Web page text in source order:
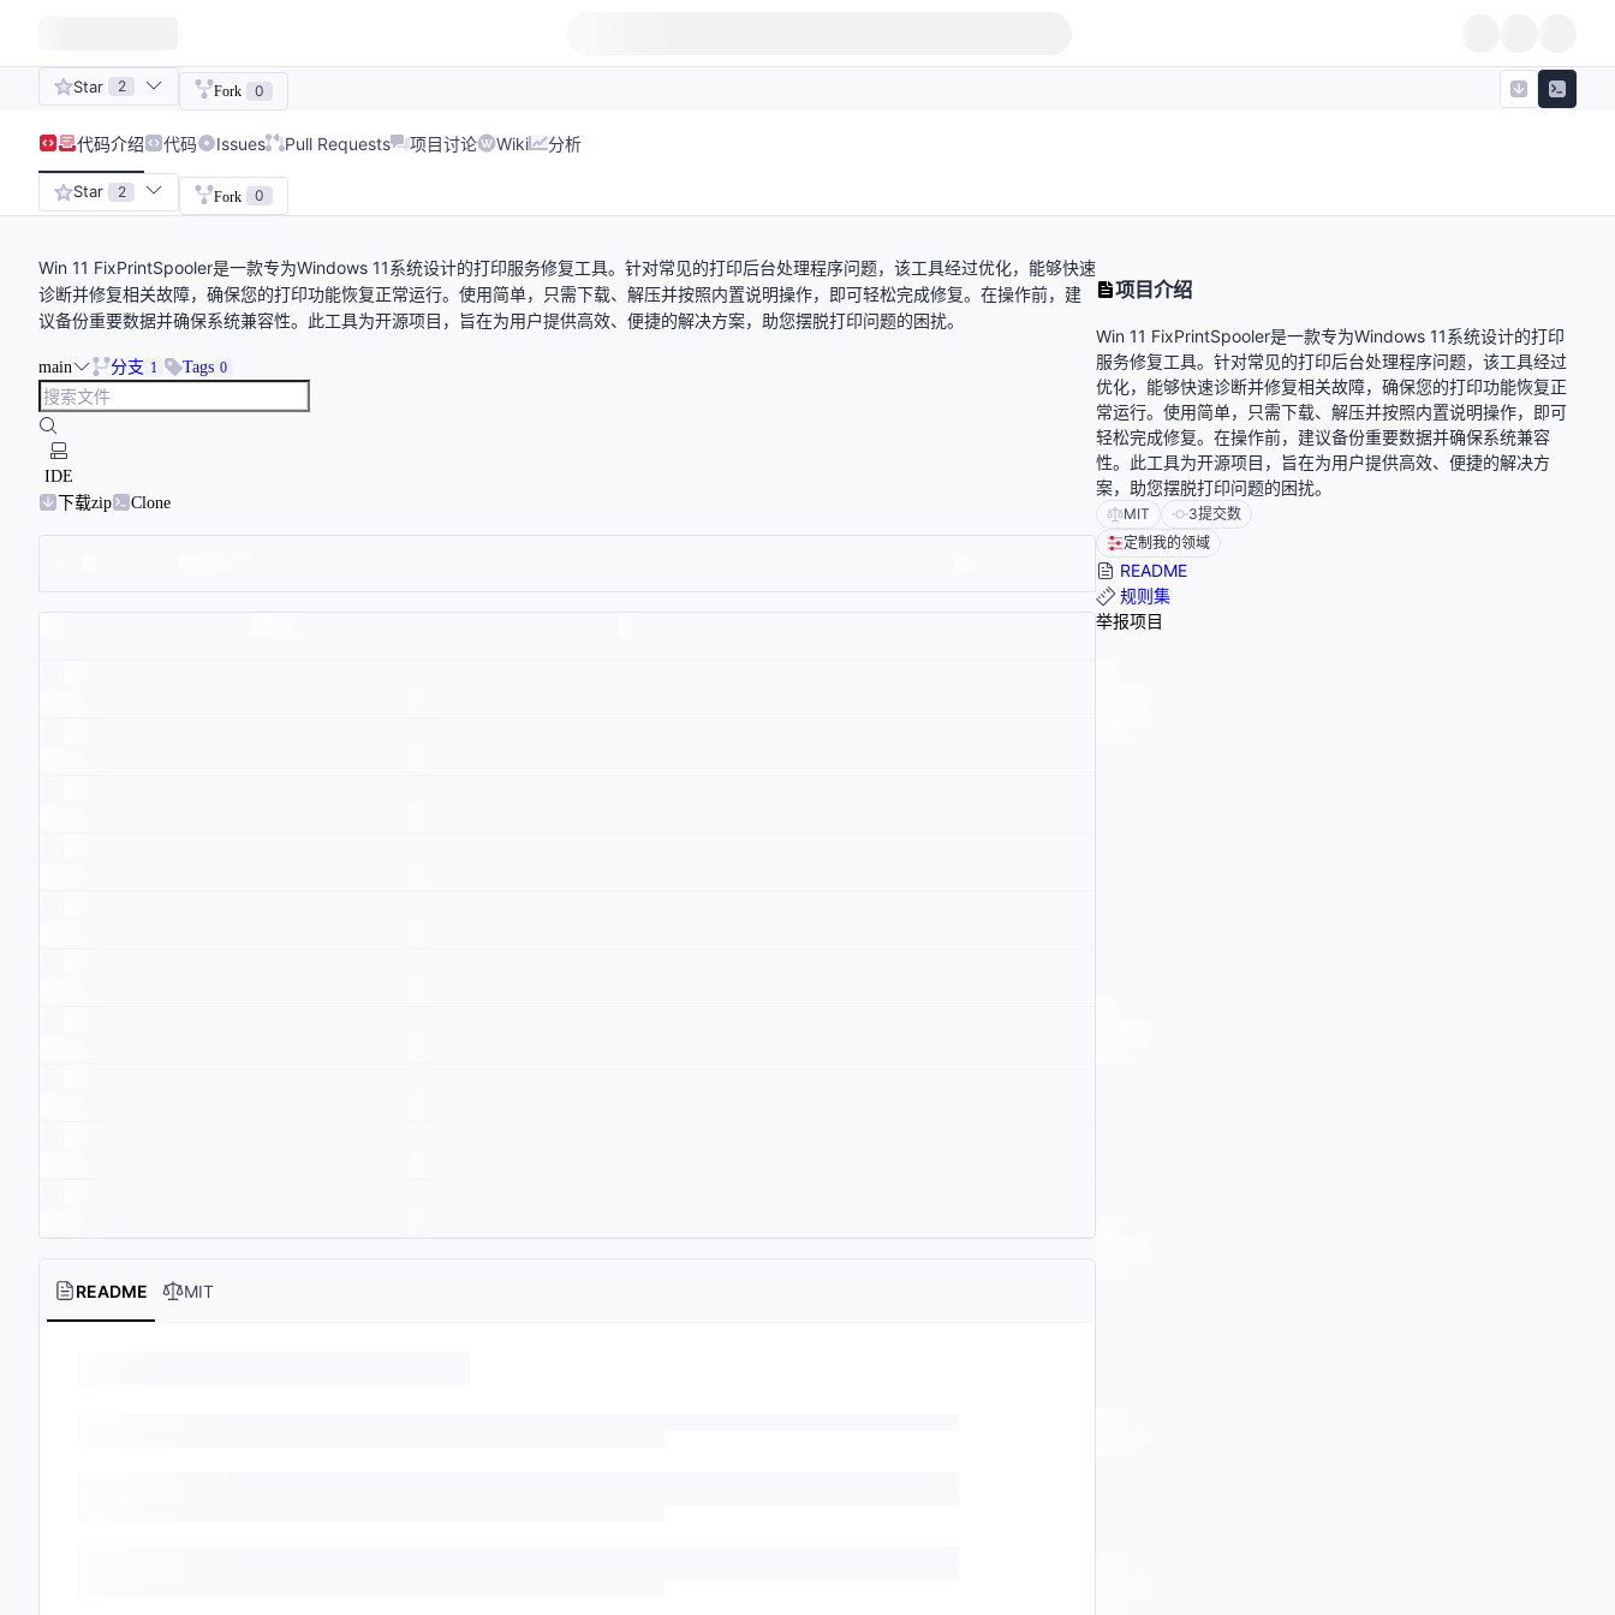
Star 2 Fork 0
代码介绍 代码 Issues Pull Requests 项目讨论 Wiki 分析
Star 2 Fork 0
Win 11 FixPrintSpooler是一款专为Windows 11系统设计的打印服务修复工具。针对常见的打印后台处理程序问题，该工具经过优化，能够快速
诊断并修复相关故障，确保您的打印功能恢复正常运行。使用简单，只需下载、解压并按照内置说明操作，即可轻松完成修复。在操作前，建
议备份重要数据并确保系统兼容性。此工具为开源项目，旨在为用户提供高效、便捷的解决方案，助您摆脱打印问题的困扰。
main 分支 1 Tags 0
IDE
下载zip
Clone
README MIT
项目介绍
Win 11 FixPrintSpooler是一款专为Windows 11系统设计的打印
服务修复工具。针对常见的打印后台处理程序问题，该工具经过
优化，能够快速诊断并修复相关故障，确保您的打印功能恢复正
常运行。使用简单，只需下载、解压并按照内置说明操作，即可
轻松完成修复。在操作前，建议备份重要数据并确保系统兼容
性。此工具为开源项目，旨在为用户提供高效、便捷的解决方
案，助您摆脱打印问题的困扰。
MIT 3提交数
定制我的领域
README
规则集
举报项目